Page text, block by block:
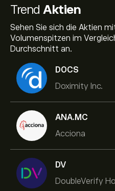
Trend Aktien
Sehen Sie sich die Aktien
Volumenspitzen im
Durchschnitt an.
DOCS
Doximity Inc.
ANA.MC
Acciona
DV
DoubleVerify